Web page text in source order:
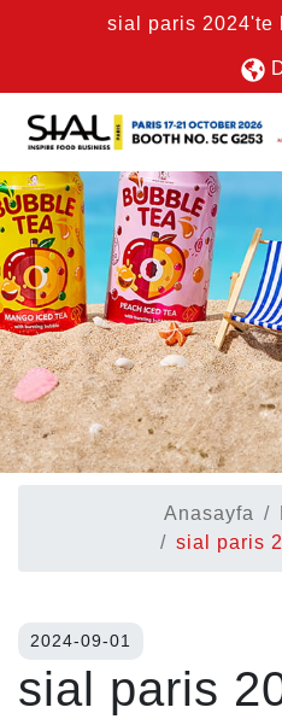
sial paris 2024'te
Anasayfa
sial paris
2024-09-01
sial paris